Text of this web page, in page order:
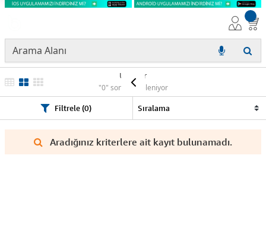
Ürünler
"0" sonuç listeleniyor
Filtrele (0)
Aradığınız kriterlere ait kayıt bulunamadı.